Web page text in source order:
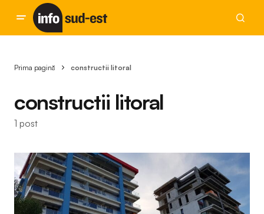
Prima pagină constructii litoral
constructii litoral
1 post